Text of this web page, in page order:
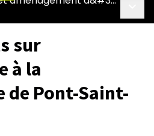
sur
à la
de Pont-Saint-